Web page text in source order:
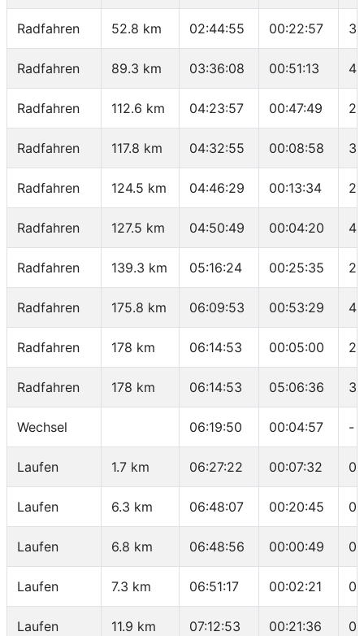
Radfahren 52.8 km 02:44:55 00:22:57
Radfahren 89.3 km 03:36:08 00:51:13
Radfahren 112.6 km 04:23:57 00:47:49
Radfahren 117.8 km 04:32:55 00:08:58
Radfahren 124.5 km 04:46:29 00:13:34
Radfahren 127.5 km 04:50:49 00:04:20
Radfahren 139.3 km 05:16:24 00:25:35
Radfahren 175.8 km 06:09:53 00:53:29
Radfahren 178 km 06:14:53 00:05:00
Radfahren 178 km 06:14:53 05:06:36
Wechsel 06:19:50 00:04:57 -
Laufen 1.7 km 06:27:22 00:07:32
Laufen 6.3 km 06:48:07 00:20:45
Laufen 6.8 km 06:48:56 00:00:49
Laufen 7.3 km 06:51:17 00:02:21
Laufen 11.9 km 07:12:53 00:21:36